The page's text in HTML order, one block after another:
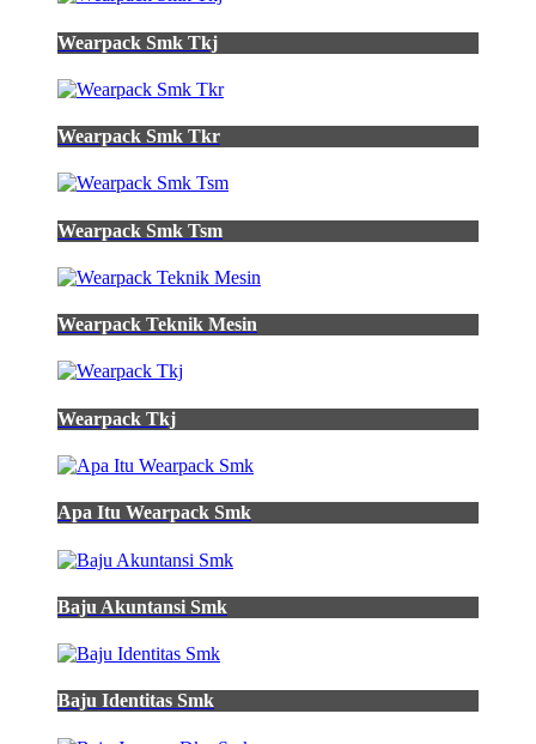
Wearpack Smk Tkj
Wearpack Smk Tkr
Wearpack Smk Tsm
Wearpack Teknik Mesin
Wearpack Tkj
Apa Itu Wearpack Smk
Baju Akuntansi Smk
Baju Identitas Smk